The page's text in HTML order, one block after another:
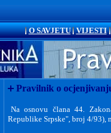
O SAVJETU VIJESTI
Pravilnik o
Na osnovu člana 44.
Republike Srpske", broj 4/93),